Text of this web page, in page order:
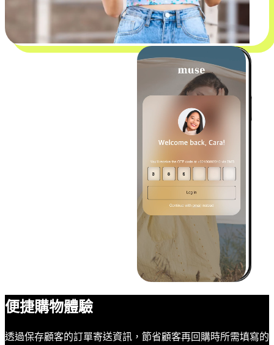
便捷購物體驗
透過保存顧客的訂單寄送資訊，節省顧客再回購時所需填寫的